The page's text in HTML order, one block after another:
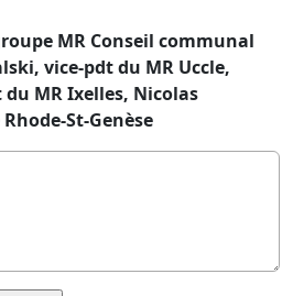
MR Conseil communal
vice-pdt du MR Uccle,
MR Ixelles, Nicolas
St-Genèse